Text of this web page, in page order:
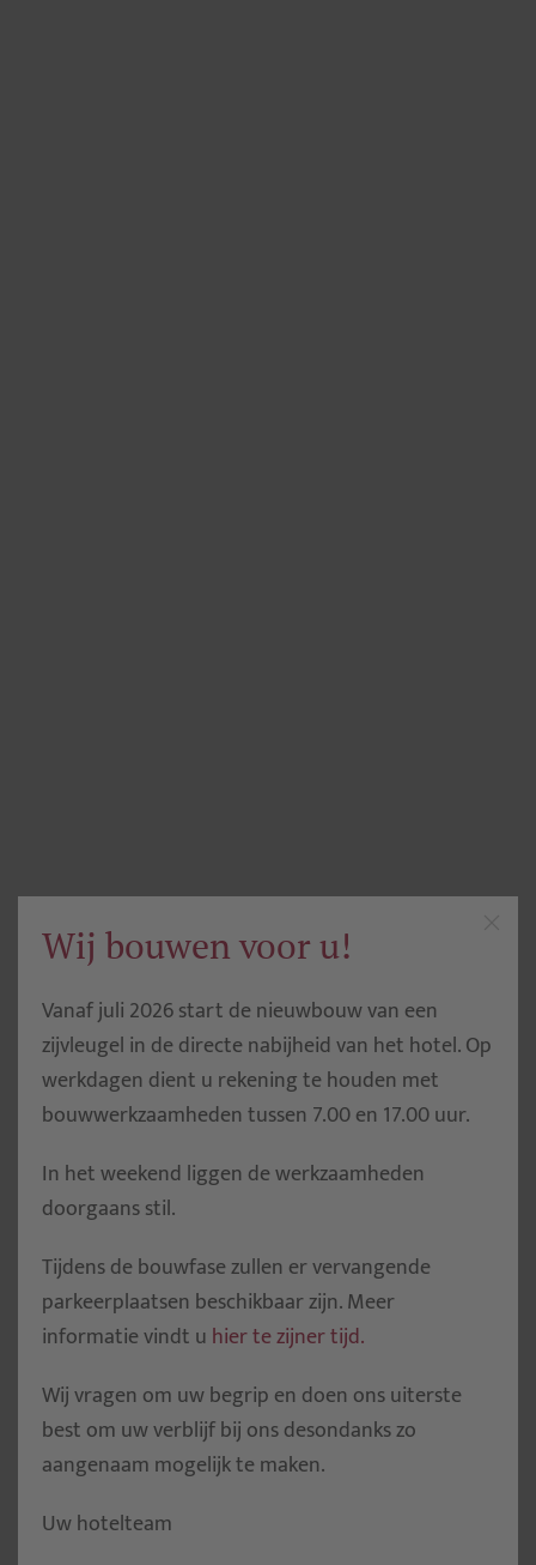
Wij bouwen voor u!
Vanaf juli 2026 start de nieuwbouw van een
zijvleugel in de directe nabijheid van het hotel. Op
werkdagen dient u rekening te houden met
bouwwerkzaamheden tussen 7.00 en 17.00 uur.
In het weekend liggen de werkzaamheden
doorgaans stil.
Tijdens de bouwfase zullen er vervangende
parkeerplaatsen beschikbaar zijn. Meer
informatie vindt u hier te zijner tijd.
Wij vragen om uw begrip en doen ons uiterste
best om uw verblijf bij ons desondanks zo
aangenaam mogelijk te maken.
Uw hotelteam